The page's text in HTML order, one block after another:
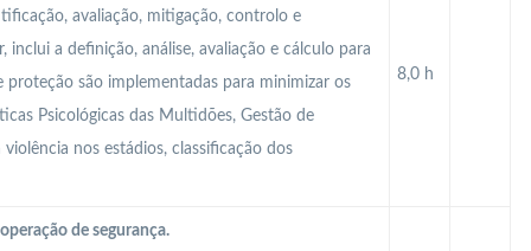
8,0 h
avaliação, mitigação, controlo e
a definição, análise, avaliação e cálculo para
proteção são implementadas para minimizar os
Psicológicas das Multidões, Gestão de
nos estádios, classificação dos
de segurança.